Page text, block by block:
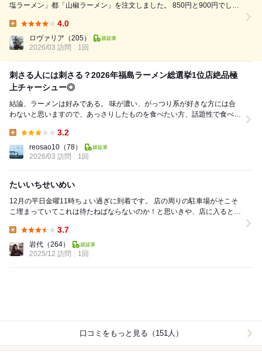
塩ラーメン」都「山椒ラーメン」を注文しました。 850円と900円でし
甘みのあるスープですが、こちらのお店がいい意味で一番山塩が前面に...
4.0
ロヴァリア （205）
2026/03 訪問
1回
刺さる人には刺さる？2026年福島ラーメン総選挙1位店絶品極
上チャーシュー◎
結論、ラーメンは好みである。 味が濃い、がっつり系が好きな方には合
わないと思いますので、あっさりしたものを食べたい方、話題性で食べる
3.2
reosao10 （78）
2026/03 訪問
1回
たいいちせいめい
12月の平日金曜11時ちょい過ぎに到着です。 店の周りの駐車場がそこそ
こ埋まっていてこれは待たねばならないのか！と思いきや、店に入るとカ
3.7
岩代 （264）
2025/12 訪問
1回
口コミをもっと見る（151人）